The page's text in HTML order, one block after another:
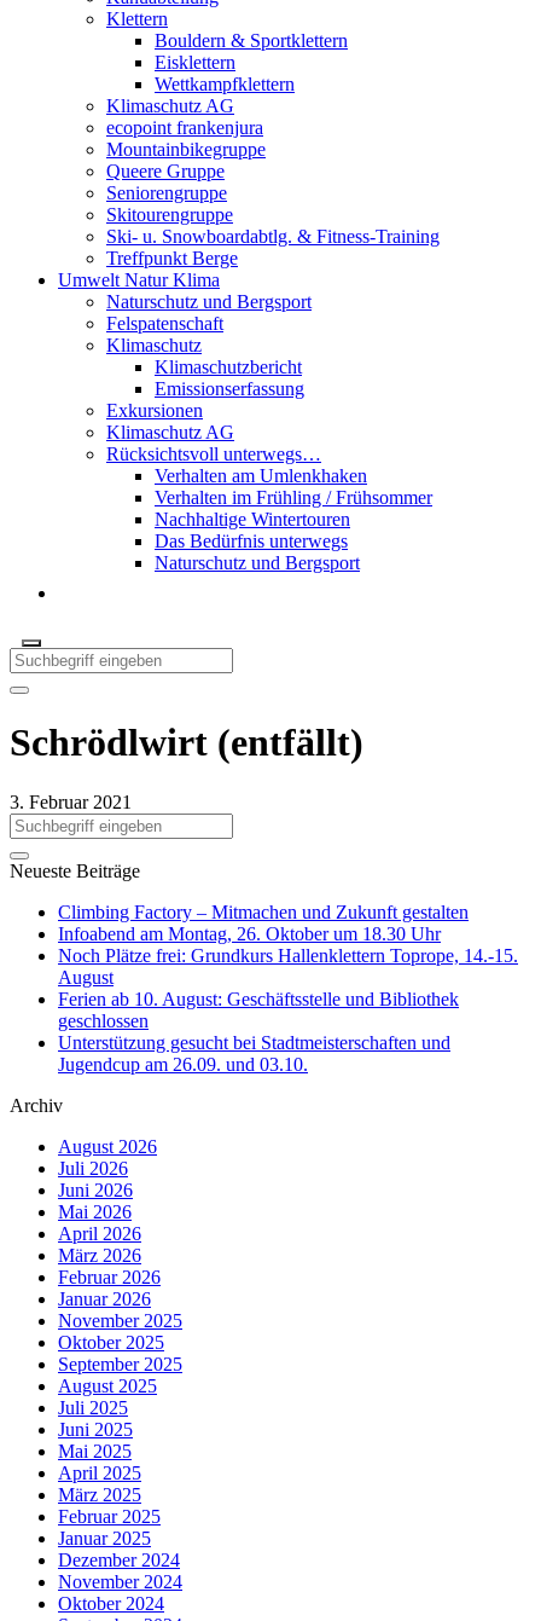
Klettern
Bouldern & Sportklettern
Eisklettern
Wettkampfklettern
Klimaschutz AG
ecopoint frankenjura
Mountainbikegruppe
Queere Gruppe
Seniorengruppe
Skitourengruppe
Ski- u. Snowboardabtlg. & Fitness-Training
Treffpunkt Berge
Umwelt Natur Klima
Naturschutz und Bergsport
Felspatenschaft
Klimaschutz
Klimaschutzbericht
Emissionserfassung
Exkursionen
Klimaschutz AG
Rücksichtsvoll unterwegs…
Verhalten am Umlenkhaken
Verhalten im Frühling / Frühsommer
Nachhaltige Wintertouren
Das Bedürfnis unterwegs
Naturschutz und Bergsport
Schrödlwirt (entfällt)
3. Februar 2021
Neueste Beiträge
Climbing Factory – Mitmachen und Zukunft gestalten
Infoabend am Montag, 26. Oktober um 18.30 Uhr
Noch Plätze frei: Grundkurs Hallenklettern Toprope, 14.-15.
August
Ferien ab 10. August: Geschäftsstelle und Bibliothek
geschlossen
Unterstützung gesucht bei Stadtmeisterschaften und
Jugendcup am 26.09. und 03.10.
Archiv
August 2026
Juli 2026
Juni 2026
Mai 2026
April 2026
März 2026
Februar 2026
Januar 2026
November 2025
Oktober 2025
September 2025
August 2025
Juli 2025
Juni 2025
Mai 2025
April 2025
März 2025
Februar 2025
Januar 2025
Dezember 2024
November 2024
Oktober 2024